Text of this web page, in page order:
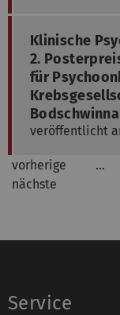
Klinische
2.
für
veröffentlicht
vorherige …
nächste
Service